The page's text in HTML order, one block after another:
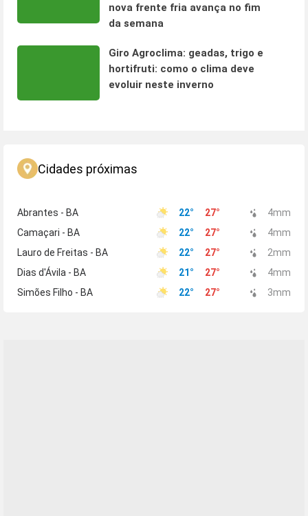
nova frente fria avança no fim
da semana
Giro Agroclima: geadas, trigo e
hortifruti: como o clima deve
evoluir neste inverno
Cidades próximas
Abrantes - BA 22° 27° 4mm
Camaçari - BA
22° 27° 4mm
Lauro de Freitas - BA
22° 27° 2mm
Dias d'Ávila - BA
21° 27° 4mm
Simões Filho - BA
22° 27° 3mm